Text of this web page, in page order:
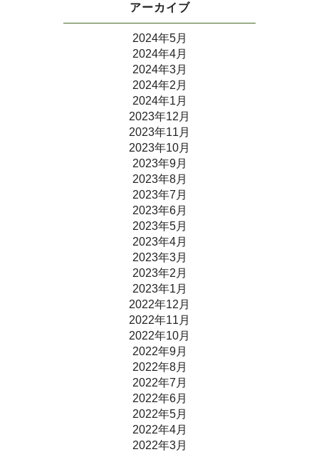
アーカイブ
2024年5月
2024年4月
2024年3月
2024年2月
2024年1月
2023年12月
2023年11月
2023年10月
2023年9月
2023年8月
2023年7月
2023年6月
2023年5月
2023年4月
2023年3月
2023年2月
2023年1月
2022年12月
2022年11月
2022年10月
2022年9月
2022年8月
2022年7月
2022年6月
2022年5月
2022年4月
2022年3月